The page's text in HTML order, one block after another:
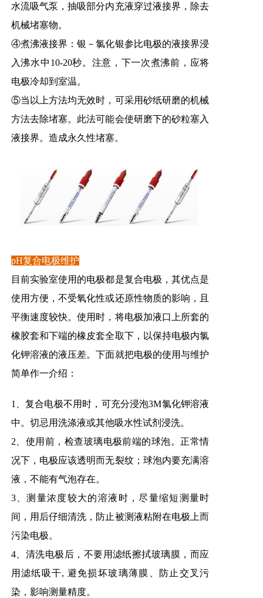
水流吸气泵，抽吸部分内充液穿过液接界，除去
机械堵塞物。
④煮沸液接界：银－氯化银参比电极的液接界浸
入沸水中10-20秒。注意，下一次煮沸前，应将
电极冷却到室温。
⑤当以上方法均无效时，可采用砂纸研磨的机械
方法去除堵塞。此法可能会使研磨下的砂粒塞入
液接界。造成永久性堵塞。
pH复合电极维护
目前实验室使用的电极都是复合电极，其优点是
使用方便，不受氧化性或还原性物质的影响，且
平衡速度较快。使用时，将电极加液口上所套的
橡胶套和下端的橡皮套全取下，以保持电极内氯
化钾溶液的液压差。下面就把电极的使用与维护
简单作一介绍：
1、复合电极不用时，可充分浸泡3M氯化钾溶液
中。切忌用洗涤液或其他吸水性试剂浸洗。
2、使用前，检查玻璃电极前端的球泡。正常情
况下，电极应该透明而无裂纹；球泡内要充满溶
液，不能有气泡存在。
3、测量浓度较大的溶液时，尽量缩短测量时
间，用后仔细清洗，防止被测液粘附在电极上而
污染电极。
4、清洗电极后，不要用滤纸擦拭玻璃膜，而应
用滤纸吸干, 避免损坏玻璃薄膜、防止交叉污
染，影响测量精度。